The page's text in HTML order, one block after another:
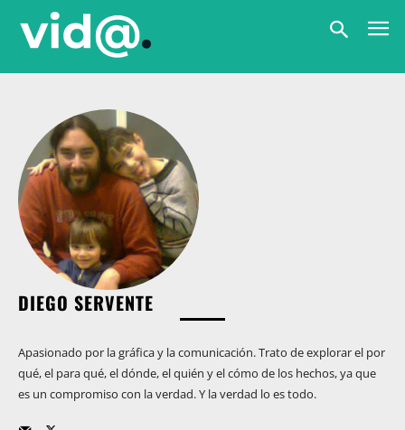
DIEGO SERVENTE
Apasionado por la gráfica y la comunicación. Trato de explorar el por
qué, el para qué, el dónde, el quién y el cómo de los hechos, ya que
es un compromiso con la verdad. Y la verdad lo es todo.